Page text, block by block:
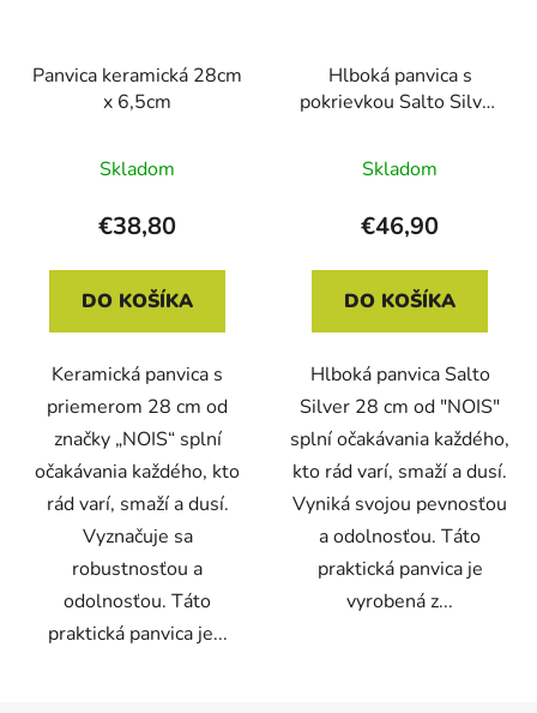
Panvica keramická 28cm
x 6,5cm
Skladom
€38,80
DO KOŠÍKA
Keramická panvica s
priemerom 28 cm od
značky „NOIS“ splní
očakávania každého, kto
rád varí, smaží a dusí.
Vyznačuje sa
robustnosťou a
odolnosťou. Táto
praktická panvica je...
Hlboká panvica s
pokrievkou Salto Silver
Skladom
€46,90
DO KOŠÍKA
Hlboká panvica Salto
Silver 28 cm od "NOIS"
splní očakávania každého,
kto rád varí, smaží a dusí.
Vyniká svojou pevnosťou
a odolnosťou. Táto
praktická panvica je
vyrobená z...